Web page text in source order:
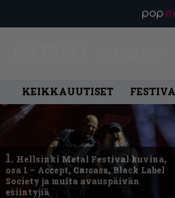
KEIKKAUUTISET
1. Hellsinki Metal Festival kuvina,
osa 1 – Accept, Carcass, Black Label
Society ja muita avauspäivän
esiintyjiä